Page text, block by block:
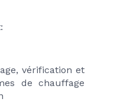
vérification et
de chauffage